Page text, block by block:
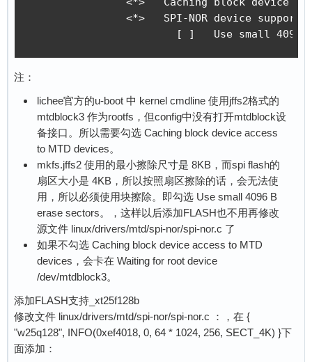
注：
lichee官方的u-boot 中 kernel cmdline 使用jffs2格式的
mtdblock3 作为rootfs，但config中没有打开mtdblock设
备接口。所以需要勾选 Caching block device access
to MTD devices。
mkfs.jffs2 使用的最小擦除尺寸是 8KB，而spi flash的
扇区大小是 4KB，所以按照扇区擦除的话，会无法使
用，所以必须使用块擦除。即勾选 Use small 4096 B
erase sectors。，这样以后添加FLASH也不用再修改
源文件 linux/drivers/mtd/spi-nor/spi-nor.c 了
如果不勾选 Caching block device access to MTD
devices，会卡在 Waiting for root device
/dev/mtdblock3。
添加FLASH支持_xt25f128b
修改文件 linux/drivers/mtd/spi-nor/spi-nor.c ：，在 {
"w25q128", INFO(0xef4018, 0, 64 * 1024, 256, SECT_4K) }下
面添加：